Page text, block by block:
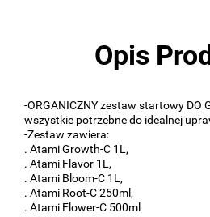
Opis
-ORGANICZNY zestaw startowy DO
wszystkie potrzebne do idealnej
-Zestaw zawiera:
. Atami Growth-C 1L,
. Atami Flavor 1L,
. Atami Bloom-C 1L,
. Atami Root-C 250ml,
. Atami Flower-C 500ml